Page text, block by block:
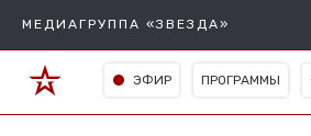
МЕДИАГРУППА «ЗВЕЗДА»
ЭФИР ПРОГРАММЫ